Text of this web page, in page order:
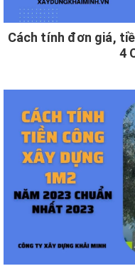
Cách tính đơn giá,
4